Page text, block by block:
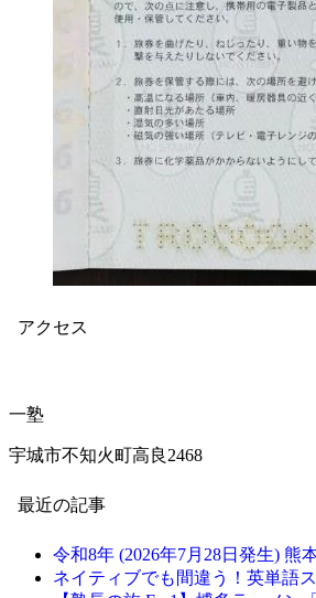
アクセス
一塾
宇城市不知火町高良2468
最近の記事
令和8年 (2026年7月28日発生) 熊
ネイティブでも間違う！英単語